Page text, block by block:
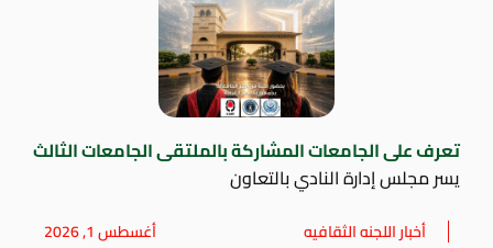
تعرف على الجامعات المشاركة بالملتقى الجامعات الثالث
يسر مجلس إدارة النادي بالتعاون
أخبار اللجنه الثقافيه أغسطس 1, 2026